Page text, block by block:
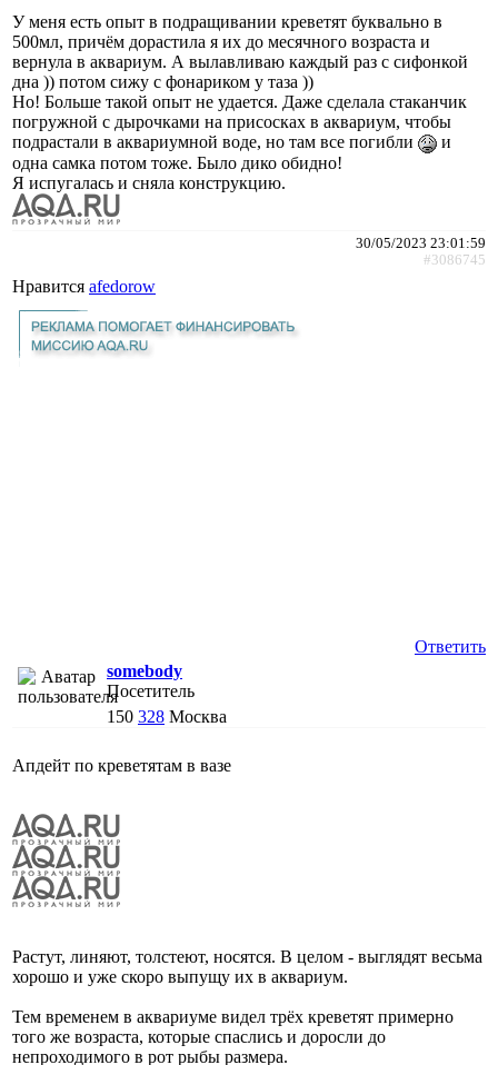
У меня есть опыт в подращивании креветят буквально в
500мл, причём дорастила я их до месячного возраста и
вернула в аквариум. А вылавливаю каждый раз с сифонкой
дна )) потом сижу с фонариком у таза ))
Но! Больше такой опыт не удается. Даже сделала стаканчик
погружной с дырочками на присосках в аквариум, чтобы
подрастали в аквариумной воде, но там все погибли
и
одна самка потом тоже. Было дико обидно!
Я испугалась и сняла конструкцию.
30/05/2023 23:01:59
#3086745
Нравится afedorow
Ответить
somebody
Посетитель
150 328 Москва
Апдейт по креветятам в вазе
Растут, линяют, толстеют, носятся. В целом - выглядят весьма
хорошо и уже скоро выпущу их в аквариум.
Тем временем в аквариуме видел трёх креветят примерно
того же возраста, которые спаслись и доросли до
непроходимого в рот рыбы размера.